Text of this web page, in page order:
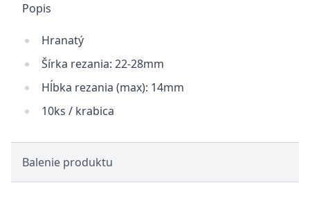
Popis
Hranatý
Šírka rezania: 22-28mm
Hĺbka rezania (max): 14mm
10ks / krabica
Balenie produktu